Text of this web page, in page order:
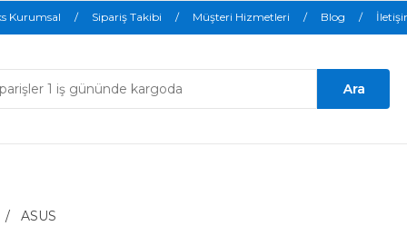
Kurumsal Sipariş Takibi Müşteri Hizmetleri Blog
ASUS